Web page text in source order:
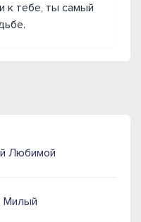
к тебе, ты самый
Любимой
Милый